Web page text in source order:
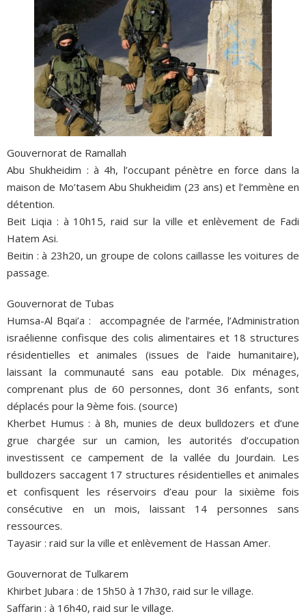
Gouvernorat de Ramallah
Abu Shukheidim : à 4h, l’occupant pénètre en force dans la
maison de Mo’tasem Abu Shukheidim (23 ans) et l’emmène en
détention.
Beit Liqia : à 10h15, raid sur la ville et enlèvement de Fadi
Hatem Asi.
Beitin : à 23h20, un groupe de colons caillasse les voitures de
passage.
Gouvernorat de Tubas
Humsa-Al Bqai’a : accompagnée de l’armée, l’Administration
israélienne confisque des colis alimentaires et 18 structures
résidentielles et animales (issues de l’aide humanitaire),
laissant la communauté sans eau potable. Dix ménages,
comprenant plus de 60 personnes, dont 36 enfants, sont
déplacés pour la 9ème fois. (source)
Kherbet Humus : à 8h, munies de deux bulldozers et d’une
grue chargée sur un camion, les autorités d’occupation
investissent ce campement de la vallée du Jourdain. Les
bulldozers saccagent 17 structures résidentielles et animales
et confisquent les réservoirs d’eau pour la sixième fois
consécutive en un mois, laissant 14 personnes sans
ressources.
Tayasir : raid sur la ville et enlèvement de Hassan Amer.
Gouvernorat de Tulkarem
Khirbet Jubara : de 15h50 à 17h30, raid sur le village.
Saffarin : à 16h40, raid sur le village.